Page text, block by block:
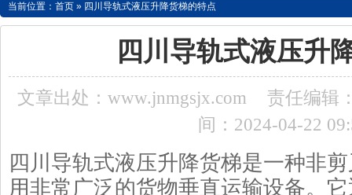
当前位置： 首页 » 四川导轨式液压升降货梯的特点
四川导轨式液压升
文章出处：www.jnmgsjx.com
责任编辑
间：2024-04-22
四川导轨式液压升降货梯是一种非
用非常广泛的货物垂直运输设备。